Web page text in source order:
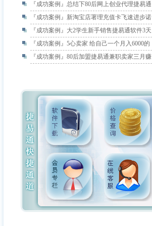
『成功案例』 总结下80后网上创业代理捷易通
『成功案例』 新淘宝店署理充值卡飞速进步诺
『成功案例』 大2学生新手销售捷易通软件3天
『成功案例』 5心卖家 给自己一个月入6000的
『成功案例』 80后加盟捷易通兼职卖家三月赚